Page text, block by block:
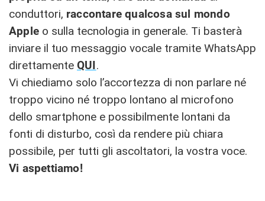
conduttori, raccontare qualcosa sul mondo
Apple o sulla tecnologia in generale. Ti basterà
inviare il tuo messaggio vocale tramite WhatsApp
direttamente QUI.
Vi chiediamo solo l’accortezza di non parlare né
troppo vicino né troppo lontano al microfono
dello smartphone e possibilmente lontani da
fonti di disturbo, così da rendere più chiara
possibile, per tutti gli ascoltatori, la vostra voce.
Vi aspettiamo!